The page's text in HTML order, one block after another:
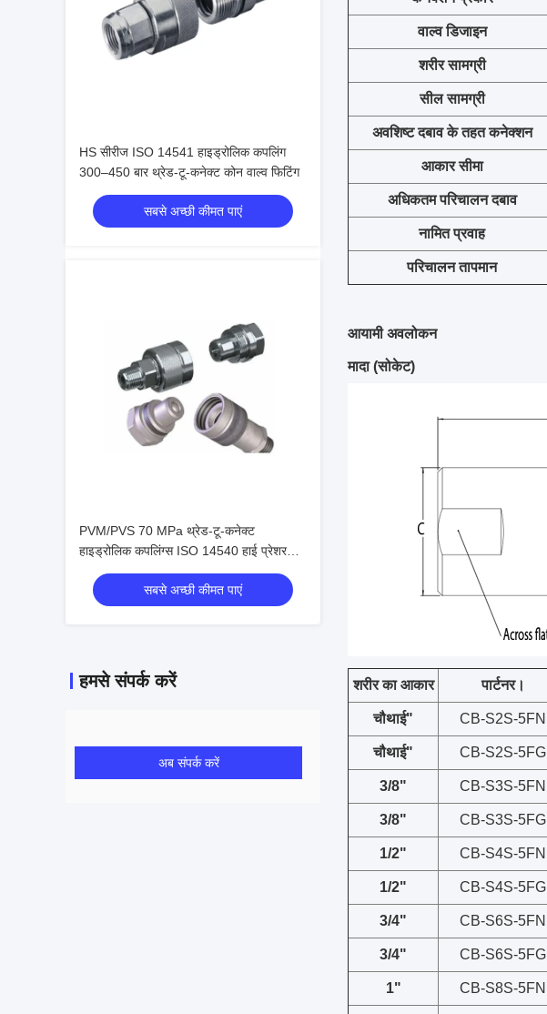
HS सीरीज ISO 14541 हाइड्रोलिक कपलिंग
300–450 बार थ्रेड-टू-कनेक्ट कोन वाल्व फिटिंग
सबसे अच्छी कीमत पाएं
PVM/PVS 70 MPa थ्रेड-टू-कनेक्ट
हाइड्रोलिक कपलिंग्स ISO 14540 हाई प्रेशर
कोन वाल्व कनेक्टर्स
सबसे अच्छी कीमत पाएं
हमसे संपर्क करें
अब संपर्क करें
वाल्व डिजाइन
शरीर सामग्री
सील सामग्री
अवशिष्ट दबाव के तहत कनेक्शन
आकार सीमा
अधिकतम परिचालन दबाव
नामित प्रवाह
परिचालन तापमान
आयामी अवलोकन
मादा (सोकेट)
शरीर का आकार पार्टनर।
चौथाई" CB-S2S-5FN
चौथाई" CB-S2S-5FG
3/8" CB-S3S-5FN
3/8" CB-S3S-5FG
1/2" CB-S4S-5FN
1/2" CB-S4S-5FG
3/4" CB-S6S-5FN
3/4" CB-S6S-5FG
1" CB-S8S-5FN